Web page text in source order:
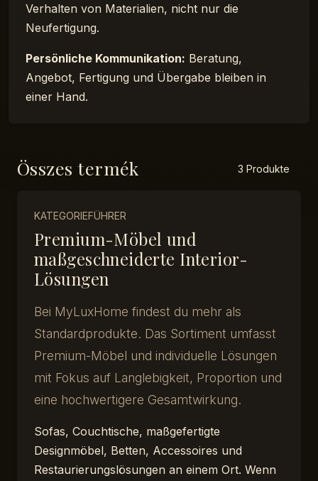
Verhalten von Materialien, nicht nur die
Neufertigung.
Persönliche Kommunikation: Beratung,
Angebot, Fertigung und Übergabe bleiben in
einer Hand.
Összes termék 3 Produkte
KATEGORIEFÜHRER
Premium-Möbel und
maßgeschneiderte Interior-
Lösungen
Bei MyLuxHome findest du mehr als
Standardprodukte. Das Sortiment umfasst
Premium-Möbel und individuelle Lösungen
mit Fokus auf Langlebigkeit, Proportion und
eine hochwertigere Gesamtwirkung.
Sofas, Couchtische, maßgefertigte
Designmöbel, Betten, Accessoires und
Restaurierungslösungen an einem Ort. Wenn